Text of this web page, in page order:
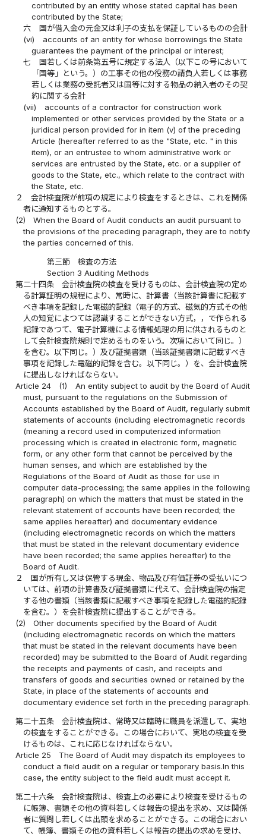
contributed by an entity whose stated capital has been
contributed by the State;
六
国が借入金の元金又は利子の支払を保証しているものの会計
(vi)
accounts of an entity for whose borrowings the State
guarantees the payment of the principal or interest;
七
国若しくは前条第五号に規定する法人（以下この号において
「国等」という。）の工事その他の役務の請負人若しくは事務
若しくは業務の受託者又は国等に対する物品の納入者のその契
約に関する会計
(vii)
accounts of a contractor for construction work
implemented or other services provided by the State or a
juridical person provided for in item (v) of the preceding
Article (hereafter referred to as the "State, etc. " in this
item), or an entrustee to whom administrative work or
services are entrusted by the State, etc. or a supplier of
goods to the State, etc., which relate to the contract with
the State, etc.
２
会計検査院が前項の規定により検査をするときは、これを関係
者に通知するものとする。
(2)
When the Board of Audit conducts an audit pursuant to
the provisions of the preceding paragraph, they are to notify
the parties concerned of this.
第三節 検査の方法
Section 3 Auditing Methods
第二十四条
会計検査院の検査を受けるものは、会計検査院の定め
る計算証明の規程により、常時に、計算書（当該計算書に記載す
べき事項を記録した電磁的記録（電子的方式、磁気的方式その他
人の知覚によつては認識することができない方式，，で作られる
記録であつて、電子計算機による情報処理の用に供されるものと
して会計検査院規則で定めるものをいう。次項において同じ。）
を含む。以下同じ。）及び証拠書類（当該証拠書類に記載すべき
事項を記録した電磁的記録を含む。以下同じ。）を、会計検査院
に提出しなければならない。
Article 24
(1)
An entity subject to audit by the Board of Audit
must, pursuant to the regulations on the Submission of
Accounts established by the Board of Audit, regularly submit
statements of accounts (including electromagnetic records
(meaning a record used in computerized information
processing which is created in electronic form, magnetic
form, or any other form that cannot be perceived by the
human senses, and which are established by the
Regulations of the Board of Audit as those for use in
computer data-processing; the same applies in the following
paragraph) on which the matters that must be stated in the
relevant statement of accounts have been recorded; the
same applies hereafter) and documentary evidence
(including electromagnetic records on which the matters
that must be stated in the relevant documentary evidence
have been recorded; the same applies hereafter) to the
Board of Audit.
２
国が所有し又は保管する現金、物品及び有価証券の受払いにつ
いては、前項の計算書及び証拠書類に代えて、会計検査院の指定
する他の書類（当該書類に記載すべき事項を記録した電磁的記録
を含む。）を会計検査院に提出することができる。
(2)
Other documents specified by the Board of Audit
(including electromagnetic records on which the matters
that must be stated in the relevant documents have been
recorded) may be submitted to the Board of Audit regarding
the receipts and payments of cash, and receipts and
transfers of goods and securities owned or retained by the
State, in place of the statements of accounts and
documentary evidence set forth in the preceding paragraph.
第二十五条
会計検査院は、常時又は臨時に職員を派遣して、実地
の検査をすることができる。この場合において、実地の検査を受
けるものは、これに応じなければならない。
Article 25
The Board of Audit may dispatch its employees to
conduct a field audit on a regular or temporary basis.In this
case, the entity subject to the field audit must accept it.
第二十六条
会計検査院は、検査上の必要により検査を受けるもの
に帳簿、書類その他の資料若しくは報告の提出を求め、又は関係
者に質問し若しくは出頭を求めることができる。この場合におい
て、帳簿、書類その他の資料若しくは報告の提出の求めを受け、